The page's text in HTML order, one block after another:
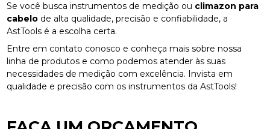
Se você busca instrumentos de medição ou climazon para
cabelo de alta qualidade, precisão e confiabilidade, a
AstTools é a escolha certa.
Entre em contato conosco e conheça mais sobre nossa
linha de produtos e como podemos atender às suas
necessidades de medição com excelência. Invista em
qualidade e precisão com os instrumentos da AstTools!